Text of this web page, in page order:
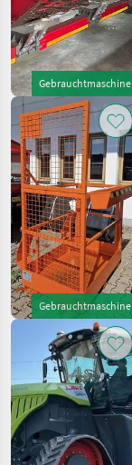
Gebrauchtmaschine
Gebrauchtmaschine